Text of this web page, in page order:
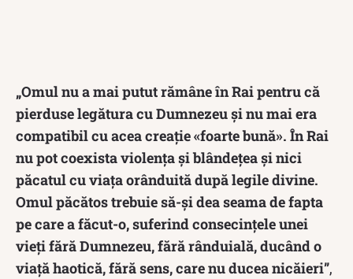
„Omul nu a mai putut rămâne în Rai pentru că
pierduse legătura cu Dumnezeu şi nu mai era
compatibil cu acea creaţie «foarte bună». În Rai
nu pot coexista violenţa şi blândeţea şi nici
păcatul cu viaţa orânduită după legile divine.
Omul păcătos trebuie să-şi dea seama de fapta
pe care a făcut-o, suferind consecinţele unei
vieţi fără Dumnezeu, fără rânduială, ducând o
viaţă haotică, fără sens, care nu ducea nicăieri”,